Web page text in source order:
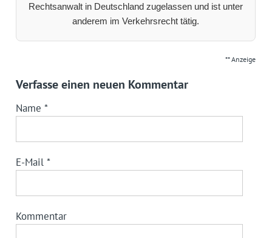
Rechtsanwalt in Deutschland zugelassen und ist unter
anderem im Verkehrsrecht tätig.
** Anzeige
Verfasse einen neuen Kommentar
Name *
E-Mail *
Kommentar